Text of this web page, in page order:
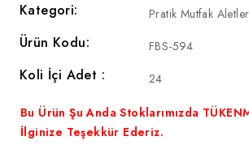
Kategori: Pratik Mutfak
Ürün Kodu: FBS-594
Koli İçi Adet : 24
Bu Ürün Şu Anda Stoklarımızda
İlginize Teşekkür Ederiz.